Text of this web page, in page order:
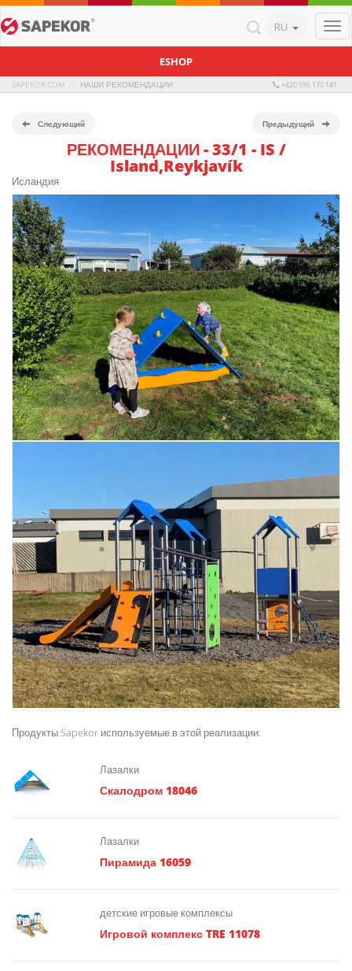
RU
ESHOP
+420 595 170 141
SAPEKOR.COM НАШИ РЕКОМЕНДАЦИИ
Следующий Предыдущий
РЕКОМЕНДАЦИИ - 33/1 - IS /
Island,Reykjavík
Исландия
Продукты Sapekor используемые в этой реализации:
Лазалки
Скалодром 18046
Лазалки
Пирамида 16059
детские игровые комплексы
Игровой комплекс TRE 11078